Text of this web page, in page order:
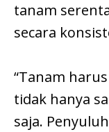
tanam
secara
“Tanam
tidak hanya
saja.